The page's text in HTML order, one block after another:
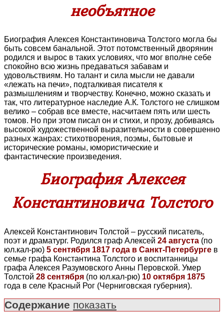
необъятное
Биография Алексея Константиновича Толстого могла бы
быть совсем банальной. Этот потомственный дворянин
родился и вырос в таких условиях, что мог вполне себе
спокойно всю жизнь предаваться забавам и
удовольствиям. Но талант и сила мысли не давали
«лежать на печи», подталкивая писателя к
размышлениям и творчеству. Конечно, можно сказать и
так, что литературное наследие А.К. Толстого не слишком
велико – собрав все вместе, насчитаем пять или шесть
томов. Но при этом писал он и стихи, и прозу, добиваясь
высокой художественной выразительности в совершенно
разных жанрах: стихотворения, поэмы, бытовые и
исторические романы, юмористические и
фантастические произведения.
Биография Алексея
Константиновича Толстого
Алексей Константинович Толстой – русский писатель,
поэт и драматург. Родился граф Алексей 24 августа (по
юл.кал-рю) 5 сентября 1817 года в Санкт-Петербурге в
семье графа Константина Толстого и воспитанницы
графа Алексея Разумовского Анны Перовской. Умер
Толстой 28 сентября (по юл.кал-рю) 10 октября 1875
года в селе Красный Рог (Черниговская губерния).
Содержание показать